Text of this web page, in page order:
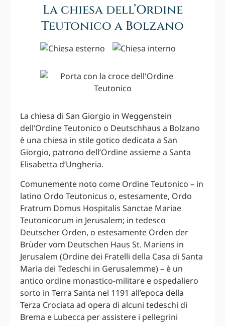
La chiesa dell’Ordine
Teutonico a Bolzano
La chiesa di San Giorgio in Weggenstein
dell’Ordine Teutonico o Deutschhaus a Bolzano
è una chiesa in stile gotico dedicata a San
Giorgio, patrono dell’Ordine assieme a Santa
Elisabetta d’Ungheria.
Comunemente noto come Ordine Teutonico – in
latino Ordo Teutonicus o, estesamente, Ordo
Fratrum Domus Hospitalis Sanctae Mariae
Teutonicorum in Jerusalem; in tedesco
Deutscher Orden, o estesamente Orden der
Brüder vom Deutschen Haus St. Mariens in
Jerusalem (Ordine dei Fratelli della Casa di Santa
Maria dei Tedeschi in Gerusalemme) – è un
antico ordine monastico-militare e ospedaliero
sorto in Terra Santa nel 1191 all’epoca della
Terza Crociata ad opera di alcuni tedeschi di
Brema e Lubecca per assistere i pellegrini